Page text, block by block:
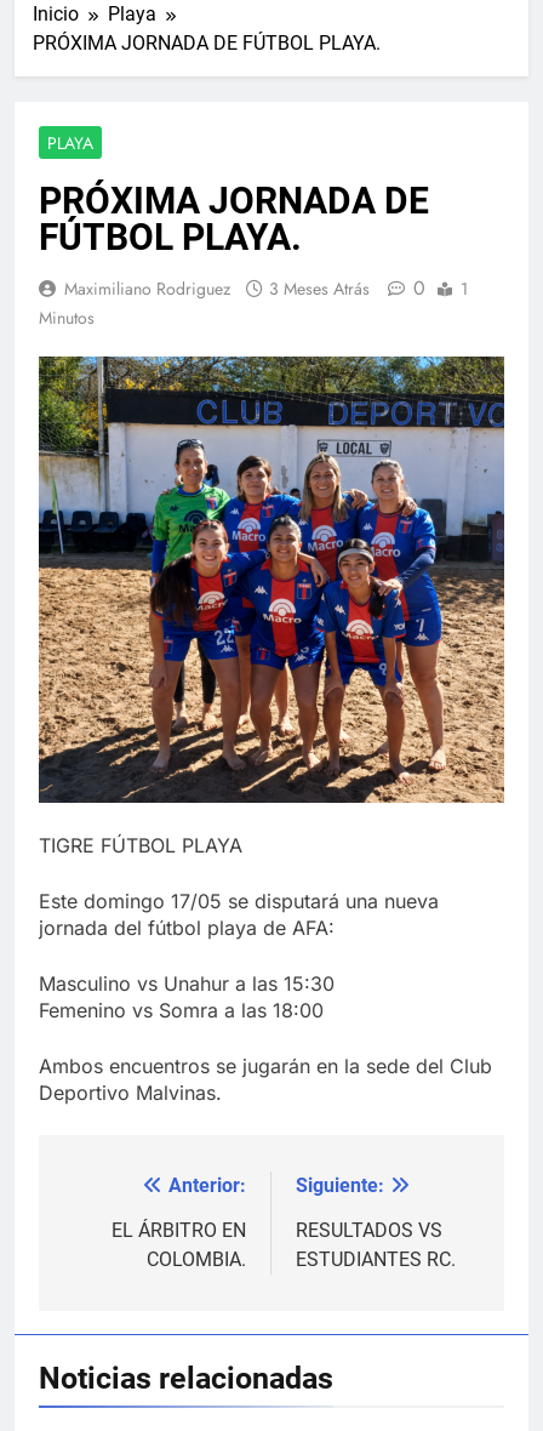
Inicio
Playa
PRÓXIMA JORNADA DE FÚTBOL PLAYA.
PLAYA
PRÓXIMA JORNADA DE
FÚTBOL PLAYA.
Maximiliano Rodriguez 3 Meses Atrás 0
1
Minutos
TIGRE FÚTBOL PLAYA
Este domingo 17/05 se disputará una nueva
jornada del fútbol playa de AFA:
Masculino vs Unahur a las 15:30
Femenino vs Somra a las 18:00
Ambos encuentros se jugarán en la sede del Club
Deportivo Malvinas.
Navegación
Anterior:
EL ÁRBITRO EN
COLOMBIA.
Siguiente:
RESULTADOS VS
ESTUDIANTES RC.
Noticias relacionadas